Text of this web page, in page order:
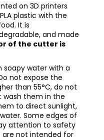
on 3D printers
plastic with the
It is
and made
of the cutter is
soapy water with a
not expose the
than 55°C, do not
wash them in the
to direct sunlight,
Some edges of
attention to safety
are not intended for